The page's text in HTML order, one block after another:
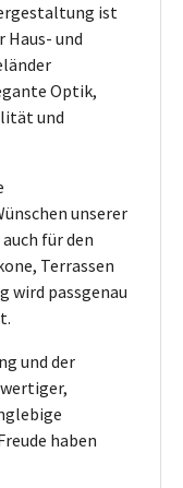
ist
und
Optik,
und
unserer
für den
Terrassen
wird passgenau
und der
haben